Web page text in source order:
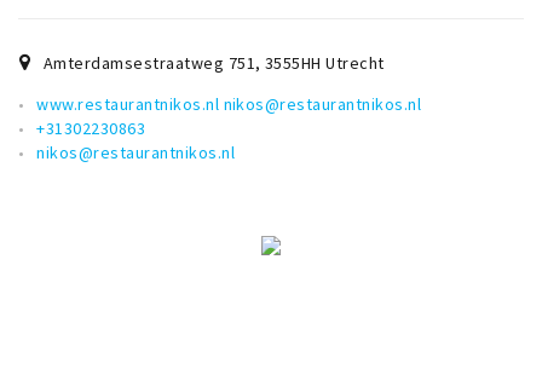
Andere City Apps
Amterdamsestraatweg 751, 3555HH Utrecht
www.restaurantnikos.nl nikos@restaurantnikos.nl
+31302230863
nikos@restaurantnikos.nl